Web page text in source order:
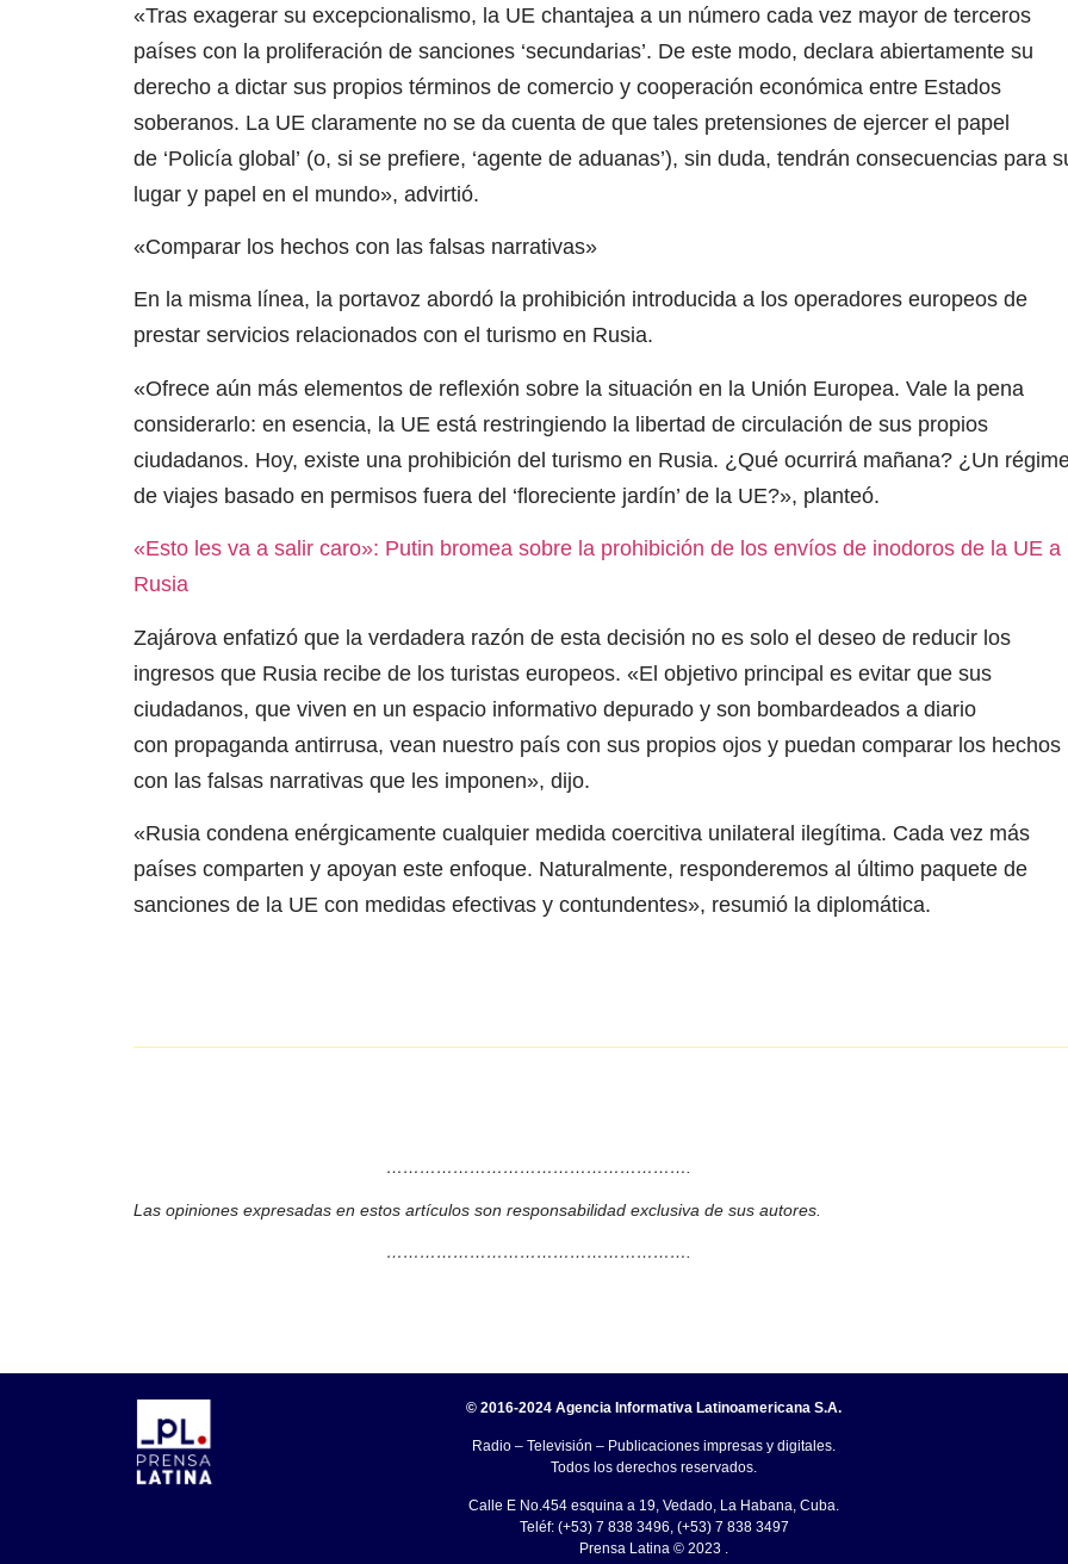
«Tras exagerar su excepcionalismo, la UE chantajea a un número cada vez mayor de terceros
países con la proliferación de sanciones ‘secundarias’. De este modo, declara abiertamente su
derecho a dictar sus propios términos de comercio y cooperación económica entre Estados
soberanos. La UE claramente no se da cuenta de que tales pretensiones de ejercer el papel
de ‘Policía global’ (o, si se prefiere, ‘agente de aduanas’), sin duda, tendrán consecuencias para
lugar y papel en el mundo», advirtió.
«Comparar los hechos con las falsas narrativas»
En la misma línea, la portavoz abordó la prohibición introducida a los operadores europeos de
prestar servicios relacionados con el turismo en Rusia.
«Ofrece aún más elementos de reflexión sobre la situación en la Unión Europea. Vale la pena
considerarlo: en esencia, la UE está restringiendo la libertad de circulación de sus propios
ciudadanos. Hoy, existe una prohibición del turismo en Rusia. ¿Qué ocurrirá mañana? ¿Un
de viajes basado en permisos fuera del ‘floreciente jardín’ de la UE?», planteó.
«Esto les va a salir caro»: Putin bromea sobre la prohibición de los envíos de inodoros de la UE a
Rusia
Zajárova enfatizó que la verdadera razón de esta decisión no es solo el deseo de reducir los
ingresos que Rusia recibe de los turistas europeos. «El objetivo principal es evitar que sus
ciudadanos, que viven en un espacio informativo depurado y son bombardeados a diario
con propaganda antirrusa, vean nuestro país con sus propios ojos y puedan comparar los hechos
con las falsas narrativas que les imponen», dijo.
«Rusia condena enérgicamente cualquier medida coercitiva unilateral ilegítima. Cada vez más
países comparten y apoyan este enfoque. Naturalmente, responderemos al último paquete de
sanciones de la UE con medidas efectivas y contundentes», resumió la diplomática.
……………………………………………….
Las opiniones expresadas en estos artículos son responsabilidad exclusiva de sus autores.
……………………………………………….
© 2016-2024 Agencia Informativa Latinoamericana S.A.
Radio – Televisión – Publicaciones impresas y digitales.
Todos los derechos reservados.
Calle E No.454 esquina a 19, Vedado, La Habana, Cuba.
Teléf: (+53) 7 838 3496, (+53) 7 838 3497
Prensa Latina © 2023 .